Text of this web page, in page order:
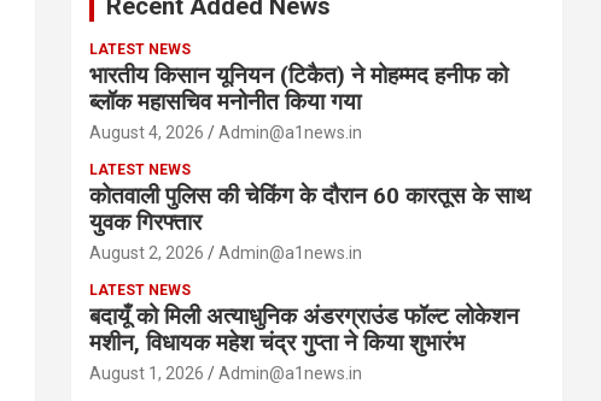
Recent Added News
LATEST NEWS
भारतीय किसान यूनियन (टिकैत) ने मोहम्मद हनीफ को
ब्लॉक महासचिव मनोनीत किया गया
August 4, 2026 Admin@a1news.in
LATEST NEWS
कोतवाली पुलिस की चेकिंग के दौरान 60 कारतूस के साथ
युवक गिरफ्तार
August 2, 2026 Admin@a1news.in
LATEST NEWS
बदायूँ को मिली अत्याधुनिक अंडरग्राउंड फॉल्ट लोकेशन
मशीन, विधायक महेश चंद्र गुप्ता ने किया शुभारंभ
August 1, 2026 Admin@a1news.in